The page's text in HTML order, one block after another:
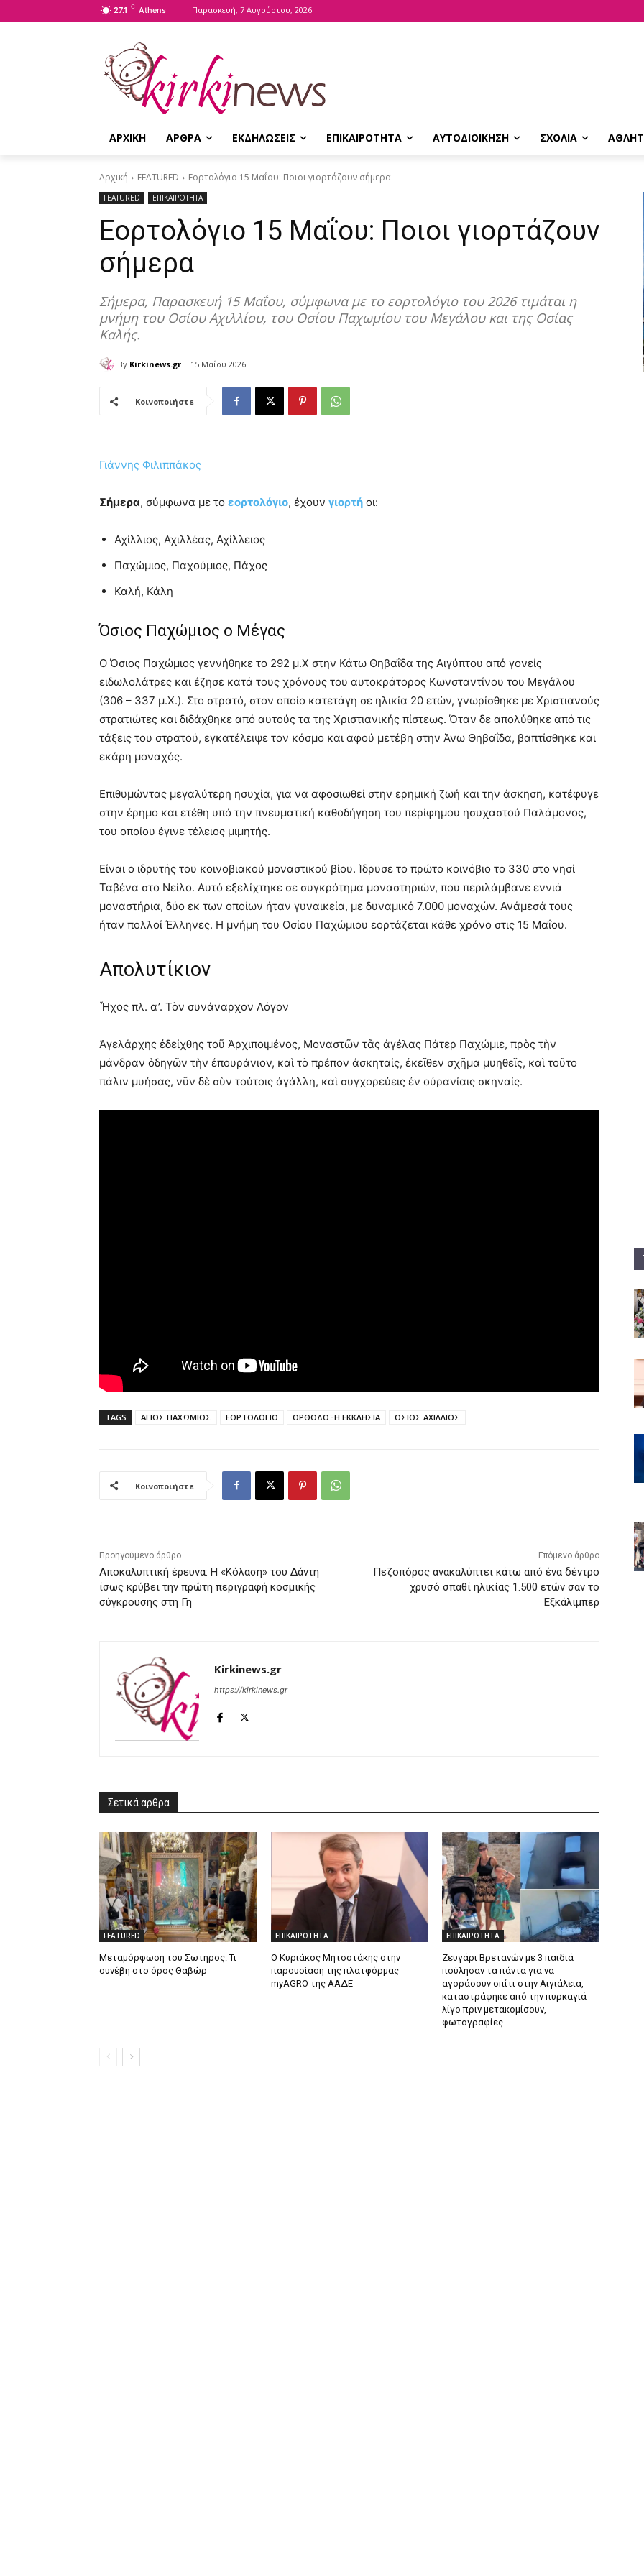
27.1 C Athens Παρασκευή, 7 Αυγούστου, 2026
ΑΡΧΙΚΗ ΑΡΘΡΑ ΕΚΔΗΛΩΣΕΙΣ ΕΠΙΚΑΙΡΟΤΗΤΑ ΑΥΤΟΔΙΟΙΚΗΣΗ ΣΧΟΛΙΑ
Αρχική FEATURED Εορτολόγιο 15 Μαΐου: Ποιοι γιορτάζουν σήμερα
FEATURED ΕΠΙΚΑΙΡΟΤΗΤΑ
Εορτολόγιο 15 Μαΐου: Ποιοι γιορτάζουν
σήμερα
Σήμερα, Παρασκευή 15 Μαΐου, σύμφωνα με το εορτολόγιο του 2026 τιμάται η
μνήμη του Οσίου Αχιλλίου, του Οσίου Παχωμίου του Μεγάλου και της Οσίας
Καλής.
By Kirkinews.gr 15 Μαΐου 2026
Κοινοποιήστε
Γιάννης Φιλιππάκος
Σήμερα, σύμφωνα με το εορτολόγιο, έχουν γιορτή οι:
Αχίλλιος, Αχιλλέας, Αχίλλειος
Παχώμιος, Παχούμιος, Πάχος
Καλή, Κάλη
Όσιος Παχώμιος ο Μέγας
Ο Όσιος Παχώμιος γεννήθηκε το 292 μ.Χ στην Κάτω Θηβαΐδα της Αιγύπτου από γονείς
ειδωλολάτρες και έζησε κατά τους χρόνους του αυτοκράτορος Κωνσταντίνου του Μεγάλου
(306 – 337 μ.Χ.). Στο στρατό, στον οποίο κατετάγη σε ηλικία 20 ετών, γνωρίσθηκε με Χριστιανούς
στρατιώτες και διδάχθηκε από αυτούς τα της Χριστιανικής πίστεως. Όταν δε απολύθηκε από τις
τάξεις του στρατού, εγκατέλειψε τον κόσμο και αφού μετέβη στην Άνω Θηβαΐδα, βαπτίσθηκε και
εκάρη μοναχός.
Επιθυμώντας μεγαλύτερη ησυχία, για να αφοσιωθεί στην ερημική ζωή και την άσκηση, κατέφυγε
στην έρημο και ετέθη υπό την πνευματική καθοδήγηση του περίφημου ησυχαστού Παλάμονος,
του οποίου έγινε τέλειος μιμητής.
Είναι ο ιδρυτής του κοινοβιακού μοναστικού βίου. Ίδρυσε το πρώτο κοινόβιο το 330 στο νησί
Ταβένα στο Νείλο. Αυτό εξελίχτηκε σε συγκρότημα μοναστηριών, που περιλάμβανε εννιά
μοναστήρια, δύο εκ των οποίων ήταν γυναικεία, με δυναμικό 7.000 μοναχών. Ανάμεσά τους
ήταν πολλοί Έλληνες. Η μνήμη του Οσίου Παχώμιου εορτάζεται κάθε χρόνο στις 15 Μαΐου.
Απολυτίκιον
Ἦχος πλ. α’. Τὸν συνάναρχον Λόγον
Ἀγελάρχης ἐδείχθης τοῦ Ἀρχιποιμένος, Μοναστῶν τᾶς ἀγέλας Πάτερ Παχώμιε, πρὸς τὴν
μάνδραν ὁδηγῶν τὴν ἐπουράνιον, καὶ τὸ πρέπον ἀσκηταίς, ἐκεῖθεν σχῆμα μυηθεῖς, καὶ τοῦτο
πάλιν μυήσας, νῦν δὲ σὺν τούτοις ἀγάλλη, καὶ συγχορεύεις ἐν οὐρανίαις σκηναίς.
TAGS ΑΓΙΟΣ ΠΑΧΩΜΙΟΣ ΕΟΡΤΟΛΟΓΙΟ ΟΡΘΟΔΟΞΗ ΕΚΚΛΗΣΙΑ ΟΣΙΟΣ ΑΧΙΛΛΙΟΣ
Κοινοποιήστε
Προηγούμενο άρθρο
Αποκαλυπτική έρευνα: Η «Κόλαση» του Δάντη
ίσως κρύβει την πρώτη περιγραφή κοσμικής
σύγκρουσης στη Γη
Επόμενο άρθρο
Πεζοπόρος ανακαλύπτει κάτω από ένα δέντρο
χρυσό σπαθί ηλικίας 1.500 ετών σαν το
Εξκάλιμπερ
Kirkinews.gr
https://kirkinews.gr
Σετικά άρθρα
FEATURED
Μεταμόρφωση του Σωτήρος: Τι
συνέβη στο όρος Θαβώρ
ΕΠΙΚΑΙΡΟΤΗΤΑ
Ο Κυριάκος Μητσοτάκης στην
παρουσίαση της πλατφόρμας
myAGRO της ΑΑΔΕ
ΕΠΙΚΑΙΡΟΤΗΤΑ
Ζευγάρι Βρετανών με 3 παιδιά
πούλησαν τα πάντα για να
αγοράσουν σπίτι στην Αιγιάλεια,
καταστράφηκε από την πυρκαγιά
λίγο πριν μετακομίσουν,
φωτογραφίες